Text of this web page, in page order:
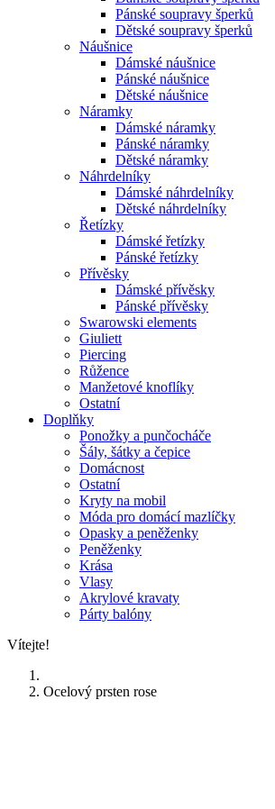
Pánské soupravy šperků
Dětské soupravy šperků
Náušnice
Dámské náušnice
Pánské náušnice
Dětské náušnice
Náramky
Dámské náramky
Pánské náramky
Dětské náramky
Náhrdelníky
Dámské náhrdelníky
Dětské náhrdelníky
Řetízky
Dámské řetízky
Pánské řetízky
Přívěsky
Dámské přívěsky
Pánské přívěsky
Swarowski elements
Giuliett
Piercing
Růžence
Manžetové knoflíky
Ostatní
Doplňky
Ponožky a punčocháče
Šály, šátky a čepice
Domácnost
Ostatní
Kryty na mobil
Móda pro domácí mazlíčky
Opasky a peněženky
Peněženky
Krása
Vlasy
Akrylové kravaty
Párty balóny
Vítejte!
Ocelový prsten rose